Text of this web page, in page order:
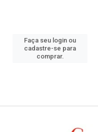
Faça seu login ou
cadastre-se para
comprar.